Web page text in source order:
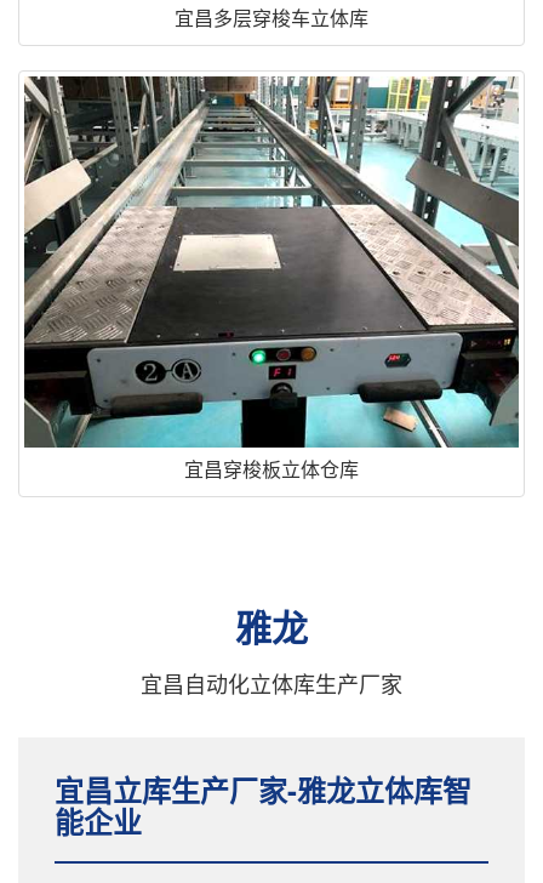
宜昌多层穿梭车立体库
宜昌穿梭板立体仓库
雅龙
宜昌自动化立体库生产厂家
宜昌立库生产厂家-雅龙立体库智
能企业